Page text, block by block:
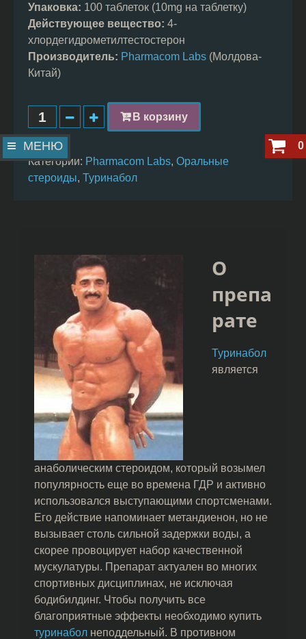
МЕНЮ
Упаковка: 100 таблеток (10mg на таблетку)
Действующее вещество: 4-
хлордегидрометилтестостерон
Производитель: Pharmacom Labs (Молдова-
Китай)
В корзину
Категории: Pharmacom Labs, Оральные
стероиды, Туринабол
О
препа
рате
Туринабол
является
анаболическим стероидом, который возымел
популярность еще во времена ГДР и активно
использовался выступающими спортсменами.
Его действие напоминает метандиенон, но не
вызывает столь сильной задержки воды, а
скорее провоцирует набор качественной
мускулатуры. Препарат актуален во многих
спортивных дисциплинах, не исключая
бодибилдинг. Чтобы получить все
благоприятные эффекты необходимо купить
туринабол неподдельный. В противном
0